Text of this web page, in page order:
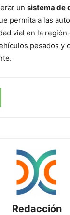
un sistema de
permita a las
vial en la región
pesados y
Redacción